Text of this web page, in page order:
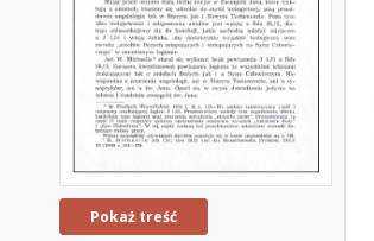
Pokaż treść